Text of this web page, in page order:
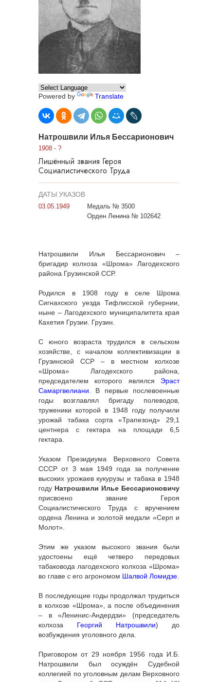
Powered by Translate
Натрошвили Илья Бессарионович
1908 - ?
Лишённый звания Героя
Социалистического Труда
ДАТЫ УКАЗОВ
03.05.1949
Медаль № 3500
Орден Ленина № 102642
Натрошвили Илья Бессарионович –
бригадир колхоза «Шрома» Лагодехского
района Грузинской ССР.
Родился в 1908 году в селе Шрома
Сигнахского уезда Тифлисской губернии,
ныне – Лагодехского муниципалитета края
Кахетия Грузии. Грузин.
С юного возраста трудился в сельском
хозяйстве, с началом коллективизации в
Грузинской ССР – в местном колхозе
«Шрома» Лагодехского района,
председателем которого являлся Эраст
Самаргвелиани. В первые послевоенные
годы возглавлял бригаду полеводов,
труженики которой в 1948 году получили
урожай табака сорта «Трапезонд» 29,1
центнера с гектара на площади 6,5
гектара.
Указом Президиума Верховного Совета
СССР от 3 мая 1949 года за получение
высоких урожаев кукурузы и табака в 1948
году Натрошвили Илье Бессарионовичу
присвоено звание Героя
Социалистического Труда с вручением
ордена Ленина и золотой медали «Серп и
Молот».
Этим же указом высокого звания были
удостоены ещё четверо передовых
табаковода лагодехского колхоза «Шрома»
во главе с его агрономом Шалвой Ломидзе.
В последующие годы продолжал трудиться
в колхозе «Шрома», а после объединения
– в «Ленинис-Андердзи» (председатель
колхоза Георгий Натрошвили) до
возбуждения уголовного дела.
Приговором от 29 ноября 1956 года И.Б.
Натрошвили был осуждён Судебной
коллегией по уголовным делам Верховного